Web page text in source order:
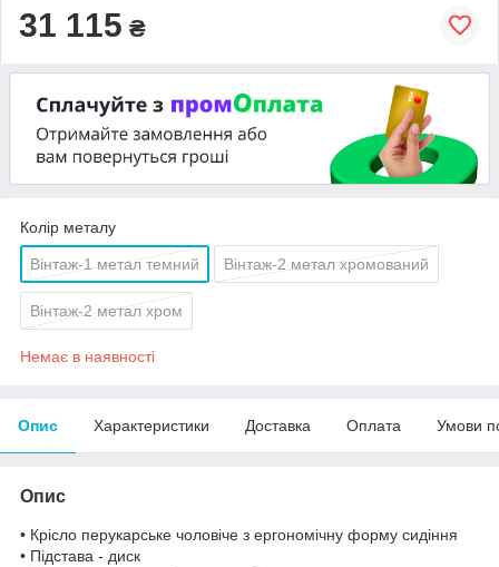
31 115 ₴
Колір металу
Вінтаж-1 метал темний Вінтаж-2 метал хромований
Вінтаж-2 метал хром
Немає в наявності
Опис Характеристики Доставка Оплата Умови
Опис
• Крісло перукарське чоловіче з ергономічну форму сидіння
• Підстава - диск